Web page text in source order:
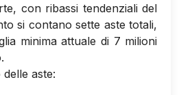
con ribassi tendenziali del
si contano sette aste totali,
minima attuale di 7 milioni
aste: